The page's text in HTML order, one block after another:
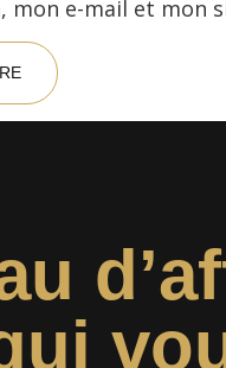
mon e-mail et mon